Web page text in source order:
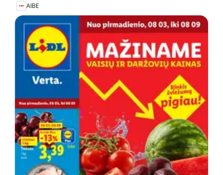
AIBE